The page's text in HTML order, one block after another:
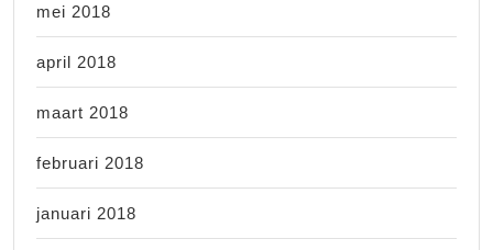
mei 2018
april 2018
maart 2018
februari 2018
januari 2018